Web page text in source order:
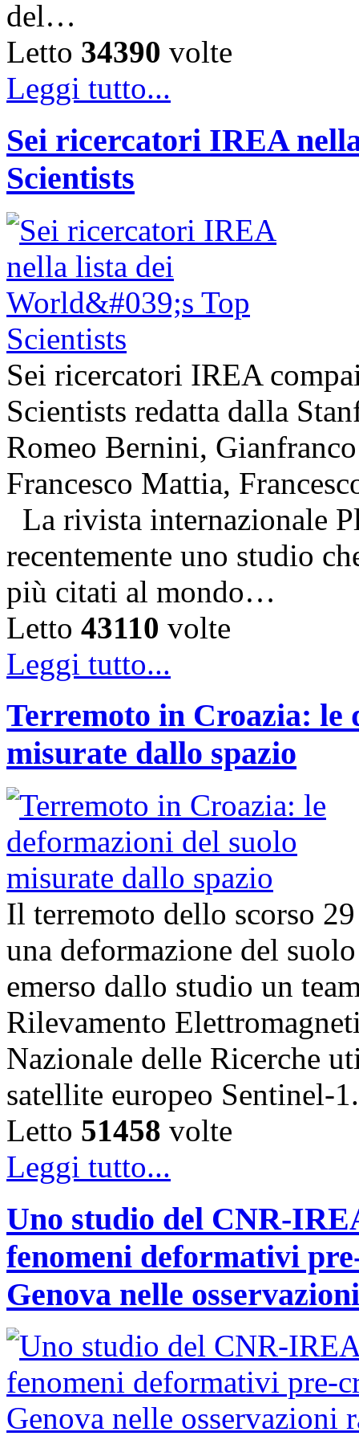
del…
Letto 34390 volte
Leggi tutto...
Sei ricercatori IREA
Scientists
Sei ricercatori IREA
Scientists redatta dalla
Romeo Bernini,
Francesco Mattia,
La rivista internazionale
recentemente uno studio
più citati al mondo…
Letto 43110 volte
Leggi tutto...
Terremoto in Croazia: le
misurate dallo spazio
Il terremoto dello scorso
una deformazione del
emerso dallo studio un
Rilevamento
Nazionale delle Ricerche
satellite europeo
Letto 51458 volte
Leggi tutto...
Uno studio del CNR-
fenomeni deformativi
Genova nelle